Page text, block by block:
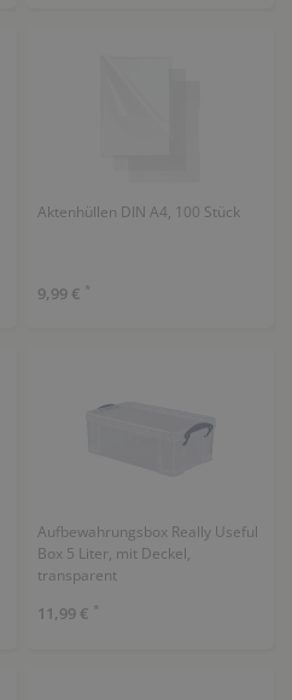
Aktenhüllen DIN A4, 100 Stück
9,99 € *
Aufbewahrungsbox Really Useful
Box 5 Liter, mit Deckel,
transparent
11,99 € *